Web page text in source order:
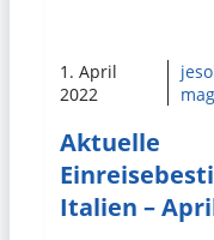
1. April
2022
Aktuelle
Italien –